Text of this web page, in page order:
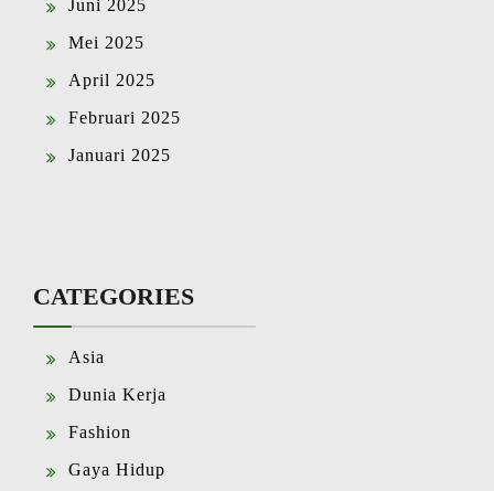
Juni 2025
Mei 2025
April 2025
Februari 2025
Januari 2025
CATEGORIES
Asia
Dunia Kerja
Fashion
Gaya Hidup